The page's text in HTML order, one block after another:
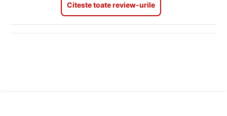
Citeste toate review-urile